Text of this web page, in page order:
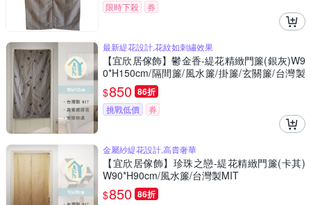
限時下殺 券
最新緹花設計,花紋如刺繡效果
【宜欣居傢飾】鬱金香-緹花精緻門簾(銀灰)W9
0*H150cm/隔間簾/風水簾/掛簾/玄關簾/台灣製
MIT
$850 86折
挑戰低價 券
金屬紗緹花設計,高貴奢華
【宜欣居傢飾】珍珠之戀-緹花精緻門簾(卡其)
W90*H90cm/風水簾/台灣製MIT
$850 86折